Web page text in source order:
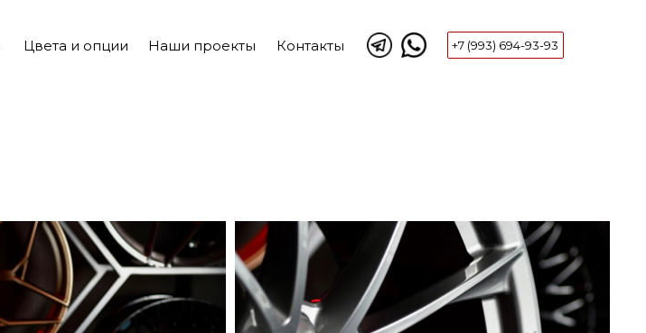
Цвета и опции Наши проекты Контакты +7 (993) 694-93-93